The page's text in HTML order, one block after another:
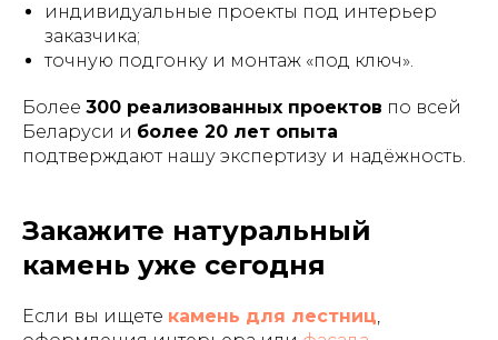
индивидуальные проекты под интерьер
заказчика;
точную подгонку и монтаж «под ключ».
Более 300 реализованных проектов по всей
Беларуси и более 20 лет опыта
подтверждают нашу экспертизу и надёжность.
Закажите натуральный
камень уже сегодня
Если вы ищете камень для лестниц,